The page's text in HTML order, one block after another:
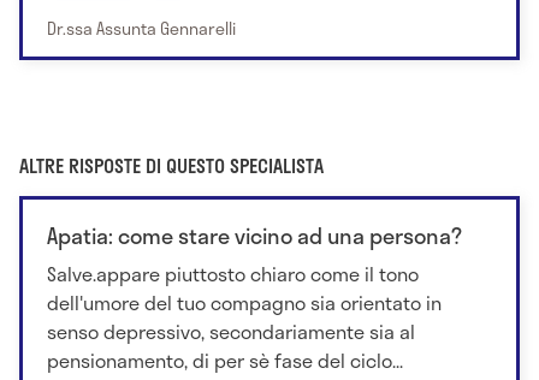
Dr.ssa Assunta Gennarelli
ALTRE RISPOSTE DI QUESTO SPECIALISTA
Apatia: come stare vicino ad una persona?
Salve.appare piuttosto chiaro come il tono
dell'umore del tuo compagno sia orientato in
senso depressivo, secondariamente sia al
pensionamento, di per sè fase del ciclo...